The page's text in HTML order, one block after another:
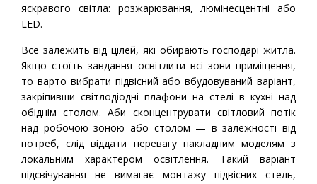
яскравого світла: розжарювання, люмінесцентні або
LED.
Все залежить від цілей, які обирають господарі житла.
Якщо стоїть завдання освітлити всі зони приміщення,
то варто вибрати підвісний або вбудовуваний варіант,
закріпивши світлодіодні плафони на стелі в кухні над
обіднім столом. Аби сконцентрувати світловий потік
над робочою зоною або столом — в залежності від
потреб, слід віддати перевагу накладним моделям з
локальним характером освітлення. Такий варіант
підсвічування не вимагає монтажу підвісних стель,